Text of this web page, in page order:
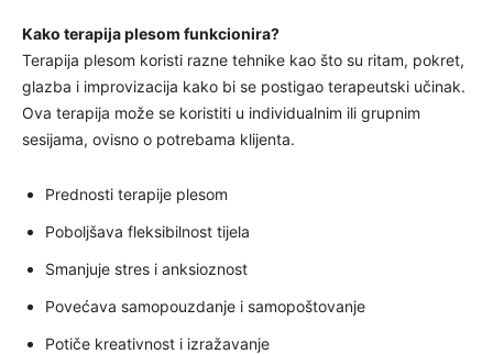
Kako terapija plesom funkcionira?
Terapija plesom koristi razne tehnike kao što su ritam, pokret,
glazba i improvizacija kako bi se postigao terapeutski učinak.
Ova terapija može se koristiti u individualnim ili grupnim
sesijama, ovisno o potrebama klijenta.
Prednosti terapije plesom
Poboljšava fleksibilnost tijela
Smanjuje stres i anksioznost
Povećava samopouzdanje i samopoštovanje
Potiče kreativnost i izražavanje